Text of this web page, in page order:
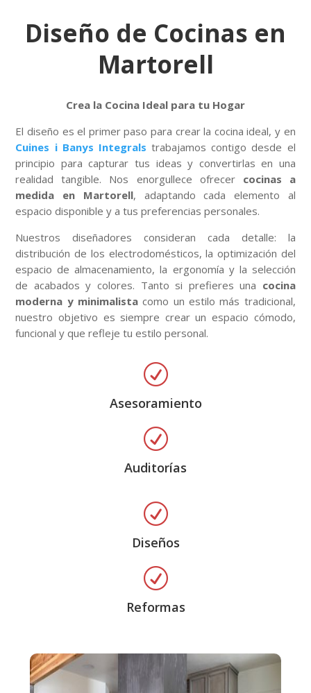
Diseño de Cocinas en
Martorell
Crea la Cocina Ideal para tu Hogar
El diseño es el primer paso para crear la cocina ideal, y en
Cuines i Banys Integrals trabajamos contigo desde el
principio para capturar tus ideas y convertirlas en una
realidad tangible. Nos enorgullece ofrecer cocinas a
medida en Martorell, adaptando cada elemento al
espacio disponible y a tus preferencias personales.
Nuestros diseñadores consideran cada detalle: la
distribución de los electrodomésticos, la optimización del
espacio de almacenamiento, la ergonomía y la selección
de acabados y colores. Tanto si prefieres una cocina
moderna y minimalista como un estilo más tradicional,
nuestro objetivo es siempre crear un espacio cómodo,
funcional y que refleje tu estilo personal.
R
Asesoramiento
R
Auditorías
R
Diseños
R
Reformas